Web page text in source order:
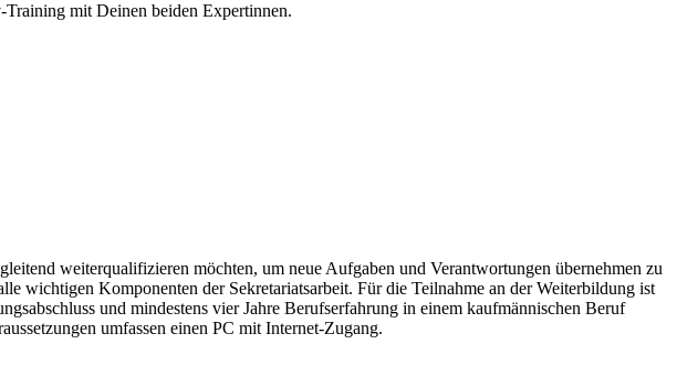
mit Deinen beiden Expertinnen.
weiterqualifizieren möchten, um neue Aufgaben und Verantwortungen übernehmen zu
wichtigen Komponenten der Sekretariatsarbeit. Für die Teilnahme an der Weiterbildung ist
und mindestens vier Jahre Berufserfahrung in einem kaufmännischen Beruf
umfassen einen PC mit Internet-Zugang.